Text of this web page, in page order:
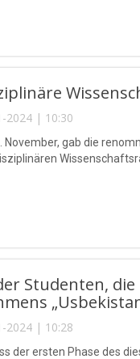
2024 | 10:30
November, gab die
Studenten,
2024 | 10:28
der ersten Phase des